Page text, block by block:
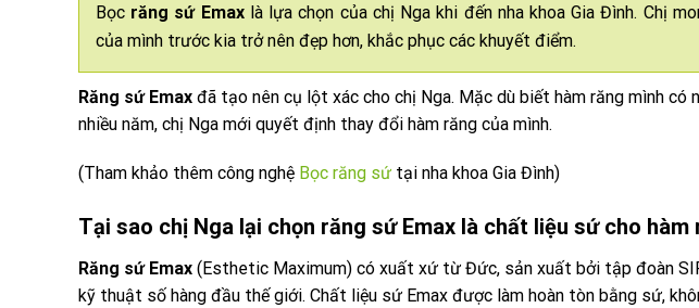
Bọc răng sứ Emaxlà lựa chọn của chị Nga khi đến nha khoa Gia Đình. Chị
của mình trước kia trở nên đẹp hơn, khắc phục các khuyết điểm.
Răng sứ Emax đã tạo nên cụ lột xác cho chị Nga. Mặc dù biết hàm răng mình có
nhiều năm, chị Nga mới quyết định thay đổi hàm răng của mình.
(Tham khảo thêm công nghệ Bọc răng sứ tại nha khoa Gia Đình)
Tại sao chị Nga lại chọn răng sứ Emax là chất liệu sứ cho hàm
Răng sứ Emax (Esthetic Maximum) có xuất xứ từ Đức, sản xuất bởi tập đoàn
kỹ thuật số hàng đầu thế giới. Chất liệu sứ Emax được làm hoàn tòn bằng sứ,